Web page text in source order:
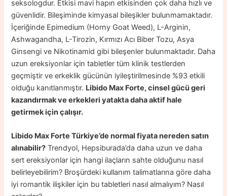
seksologdur. Etkisi mavi hapın etkisinden çok daha hızlı ve
güvenlidir. Bileşiminde kimyasal bileşikler bulunmamaktadır.
İçeriğinde Epimedium (Horny Goat Weed), L-Arginin,
Ashwagandha, L-Tirozin, Kırmızı Acı Biber Tozu, Asya
Ginsengi ve Nikotinamid gibi bileşenler bulunmaktadır. Daha
uzun ereksiyonlar için tabletler tüm klinik testlerden
geçmiştir ve erkeklik gücünün iyileştirilmesinde %93 etkili
olduğu kanıtlanmıştır. Libido Max Forte, cinsel gücü geri
kazandırmak ve erkekleri yatakta daha aktif hale
getirmek için çalışır.
Libido Max Forte Türkiye’de normal fiyata nereden satın
alınabilir? Trendyol, Hepsiburada’da daha uzun ve daha
sert ereksiyonlar için hangi ilaçların sahte olduğunu nasıl
belirleyebilirim? Broşürdeki kullanım talimatlarına göre daha
iyi romantik ilişkiler için bu tabletleri nasıl almalıyım? Nasıl